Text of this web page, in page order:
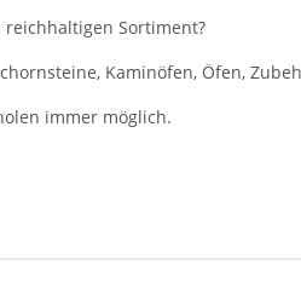
reichhaltigen Sortiment?
Kaminöfen, Öfen,
immer möglich.